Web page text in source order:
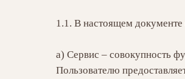
1.1. В настоящем
а) Сервис – совокупность
Пользователю